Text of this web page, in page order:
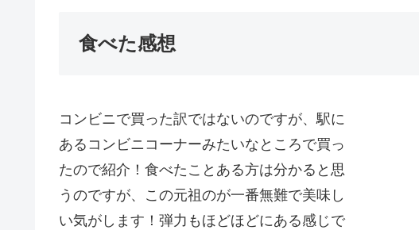
食べた感想
コンビニで買った訳ではないのですが、駅に
あるコンビニコーナーみたいなところで買っ
たので紹介！食べたことある方は分かると思
うのですが、この元祖のが一番無難で美味し
い気がします！弾力もほどほどにある感じで